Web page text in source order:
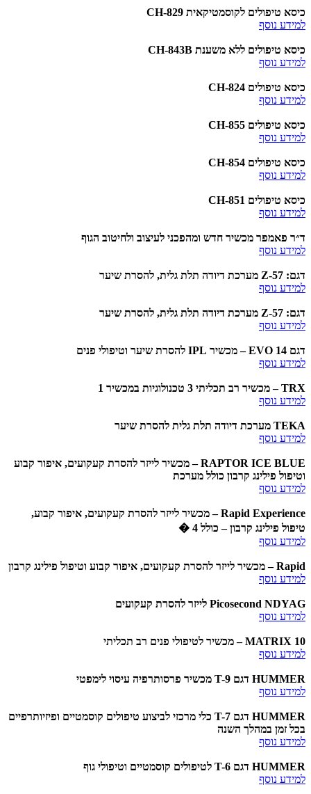
כיסא טיפולים לקוסמטיקאית CH-829
למידע נוסף
כיסא טיפולים ללא משענת CH-843B
למידע נוסף
כיסא טיפולים CH-824
למידע נוסף
כיסא טיפולים CH-855
למידע נוסף
כיסא טיפולים CH-854
למידע נוסף
כיסא טיפולים CH-851
למידע נוסף
ד״ר פאמפר מכשיר חדש ומהפכני לעיצוב ולחיטוב הגוף
למידע נוסף
דגם: 57-Z מערכת דיודה תלת גלית, להסרת שיער
למידע נוסף
דגם: 57-Z מערכת דיודה תלת גלית, להסרת שיער
למידע נוסף
דגם EVO 14 – מכשיר IPL להסרת שיער וטיפולי פנים
למידע נוסף
TRX – מכשיר רב תכליתי 3 טכנולוגיות במכשיר 1
למידע נוסף
TEKA מערכת דיודה תלת גלית להסרת שיער
למידע נוסף
RAPTOR ICE BLUE – מכשיר לייזר להסרת קעקועים, איפור קבוע
וטיפול פילינג קרבון כולל מערכת
למידע נוסף
Rapid Experience – מכשיר לייזר להסרת קעקועים, איפור קבוע,
טיפול פילינג קרבון – כולל 4 �
למידע נוסף
Rapid – מכשיר לייזר להסרת קעקועים, איפור קבוע וטיפול פילינג קרבון
למידע נוסף
Picosecond NDYAG לייזר להסרת קעקועים
למידע נוסף
MATRIX 10 – מכשיר לטיפולי פנים רב תכליתי
למידע נוסף
HUMMER דגם T-9 מכשיר פרסותרפיה עיסוי לימפטי
למידע נוסף
HUMMER דגם T-7 כלי מרכזי לביצוע טיפולים קוסמטיים ופיזיותרפיים
בכל זמן במהלך השנה
למידע נוסף
HUMMER דגם T-6 לטיפולים קוסמטיים וטיפולי גוף
למידע נוסף